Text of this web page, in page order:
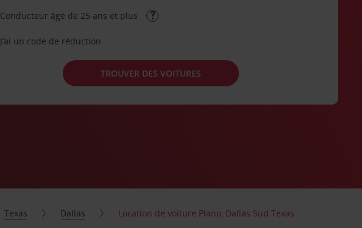
Conducteur âgé de 25 ans et plus
J’ai un code de réduction
TROUVER DES VOITURES
Texas Dallas Location de voiture Plano, Dallas Sud Texas